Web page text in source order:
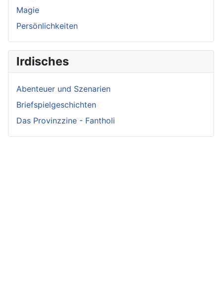
Magie
Persönlichkeiten
Irdisches
Abenteuer und Szenarien
Briefspielgeschichten
Das Provinzzine - Fantholi